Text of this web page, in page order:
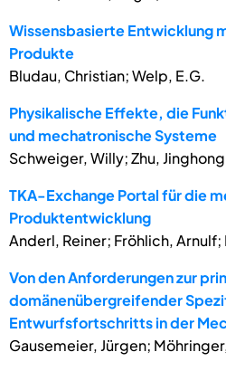
Wissensbasierte Entwicklung
Produkte
Bludau, Christian; Welp, E.G.
Physikalische Effekte, die
und mechatronische Systeme
Schweiger, Willy; Zhu, Jinghong
TKA-Exchange Portal für die
Produktentwicklung
Anderl, Reiner; Fröhlich, Arnulf;
Von den Anforderungen zur
domänenübergreifender
Entwurfsfortschritts in der
Gausemeier, Jürgen;